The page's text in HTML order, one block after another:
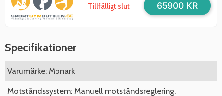
Tillfälligt slut 65900 KR
Specifikationer
Varumärke: Monark
Motståndssystem: Manuell motståndsreglering,